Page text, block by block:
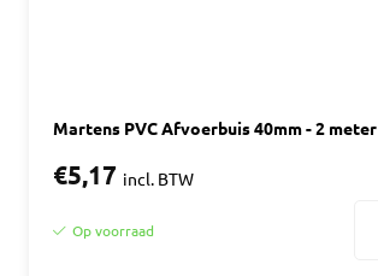
Martens PVC Afvoerbuis 40mm - 2 meter
€5,17 incl. BTW
Op voorraad